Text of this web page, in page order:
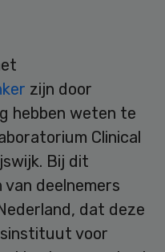
zijn door
hebben weten te
Clinical
Bij dit
deelnemers
dat deze
voor